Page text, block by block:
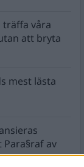
träffa våra
att bryta
mest lästa
Para§raf av